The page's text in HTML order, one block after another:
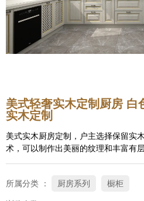
美式轻奢实木定制厨房 白
实木定制
美式实木厨房定制，户主选择保留实
术，可以制作出美丽的纹理和丰富有
所属分类 ： 厨房系列 橱柜